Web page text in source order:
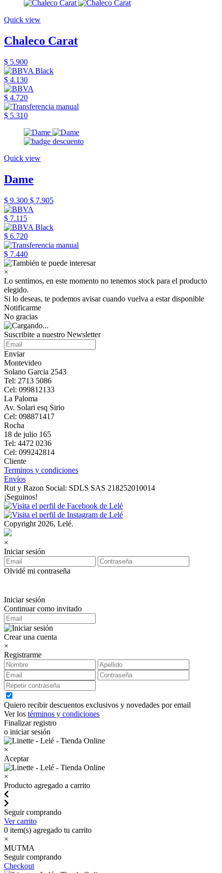
Quick view
Chaleco Carat
$ 5.900
$ 4.130
$ 4.720
$ 5.310
Quick view
Dame
$ 9.300 $ 7.905
$ 7.115
$ 6.720
$ 7.440
×
Lo sentimos, en este momento no tenemos stock para el producto
elegido.
Si lo deseas, te podemos avisar cuando vuelva a estar disponible
Notificarme
No gracias
Suscribite a nuestro Newsletter
Enviar
Montevideo
Solano Garcia 2543
Tel: 2713 5086
Cel: 099812133
La Paloma
Av. Solari esq Sirio
Cel: 098871417
Rocha
18 de julio 165
Tel: 4472 0236
Cel: 099242814
Cliente
Terminos y condiciones
Envíos
Rut y Razon Social: SDLS SAS 218252010014
¡Seguinos!
Copyright 2026, Lelé.
×
Iniciar sesión
Olvidé mi contraseña
Iniciar sesión
Continuar como invitado
Crear una cuenta
×
Registrarme
Quiero recibir descuentos exclusivos y novedades por email
Ver los términos y condiciones
Finalizar registro
o iniciar sesión
×
Aceptar
×
Producto agregado a carrito
Seguir comprando
Ver carrito
0 item(s) agregado tu carrito
×
MUTMA
Seguir comprando
Checkout